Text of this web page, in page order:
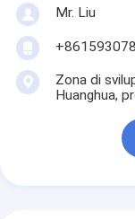
Mr. Liu
Zona di
Huanghua,